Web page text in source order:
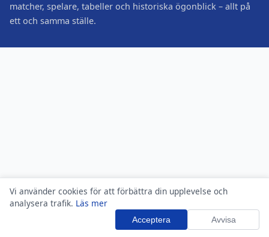
Vi använder cookies för att förbättra din upplevelse och
analysera trafik. Läs mer
Acceptera Avvisa
matcher, spelare, tabeller och historiska ögonblick – allt på
ett och samma ställe.